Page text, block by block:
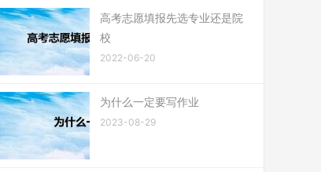
高考志愿填报先选专业还是院
校
2022-06-20
为什么一定要写作业
2023-08-29